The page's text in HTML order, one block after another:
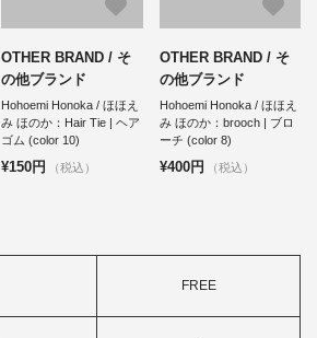
OTHER BRAND / そ
の他ブランド
Hohoemi Honoka / ほほえ
み ほのか：Hair Tie | ヘア
ゴム (color 10)
¥150円 （税込）
OTHER BRAND / そ
の他ブランド
Hohoemi Honoka / ほほえ
み ほのか：brooch | ブロ
ーチ (color 8)
¥400円 （税込）
FREE